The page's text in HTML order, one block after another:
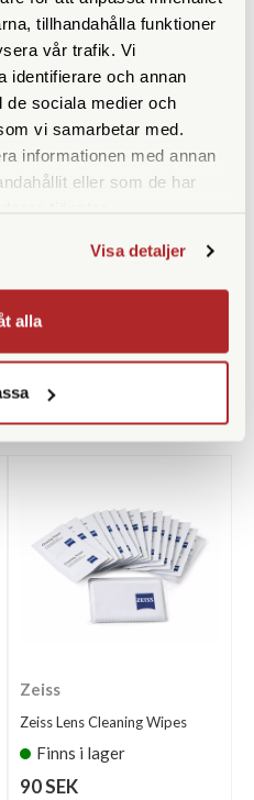
tillhandahålla funktioner
vår trafik. Vi
identifierare och annan
de sociala medier och
vi samarbetar med.
informationen med annan
eller som de har
Visa detaljer
alla
111
107
10 år
Väska | Rem | Frontlock |
Zeiss
Zeiss Lens Cleaning Wipes
Finns i lager
90 SEK